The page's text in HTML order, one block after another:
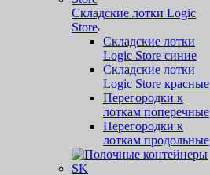
Складские лотки Logic
Store
Складские лотки
Logic Store синие
Складские лотки
Logic Store красные
Перегородки к
лоткам поперечные
Перегородки к
лоткам продольные